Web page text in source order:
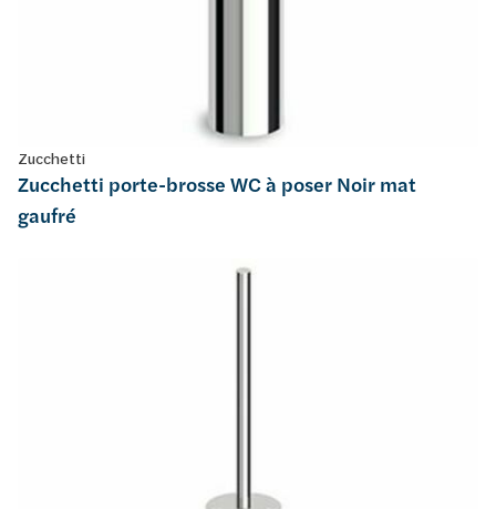
Zucchetti
Zucchetti porte-brosse WC à poser Noir mat
gaufré